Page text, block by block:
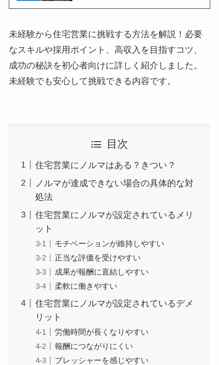
未経験から住宅営業に挑戦する方法を解説！必要
なスキルや採用ポイント、高収入を目指すコツ、
成功の秘訣を初心者向けに詳しく紹介しました。
未経験でも安心して挑戦できる内容です。
目次
住宅営業にノルマはある？きつい？
ノルマが達成できない場合の具体的な対
処法
住宅営業にノルマが設定されているメリ
ット
モチベーションが維持しやすい
正当な評価を受けやすい
成果が報酬に直結しやすい
柔軟に働きやすい
住宅営業にノルマが設定されているデメ
リット
労働時間が長くなりやすい
報酬につながりにくい
プレッシャーを感じやすい